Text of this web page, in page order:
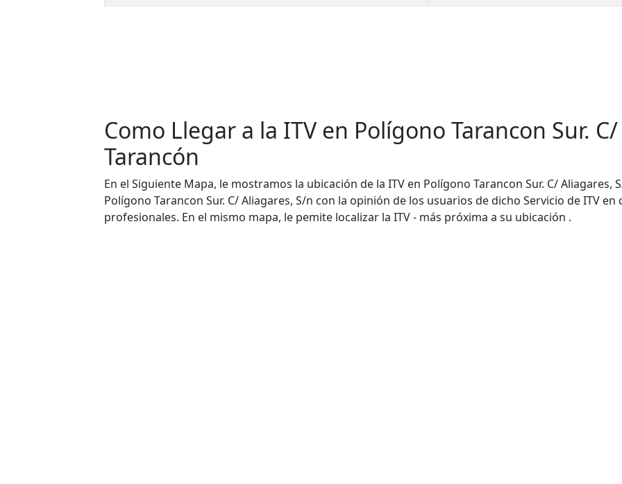
Como Llegar a la ITV en Polígono Tarancon Sur.
Tarancón
En el Siguiente Mapa, le mostramos la ubicación de la ITV en Polígono Tarancon Sur. C/ Aliagares,
Polígono Tarancon Sur. C/ Aliagares, S/n con la opinión de los usuarios de dicho Servicio de ITV
profesionales. En el mismo mapa, le pemite localizar la ITV - más próxima a su ubicación .